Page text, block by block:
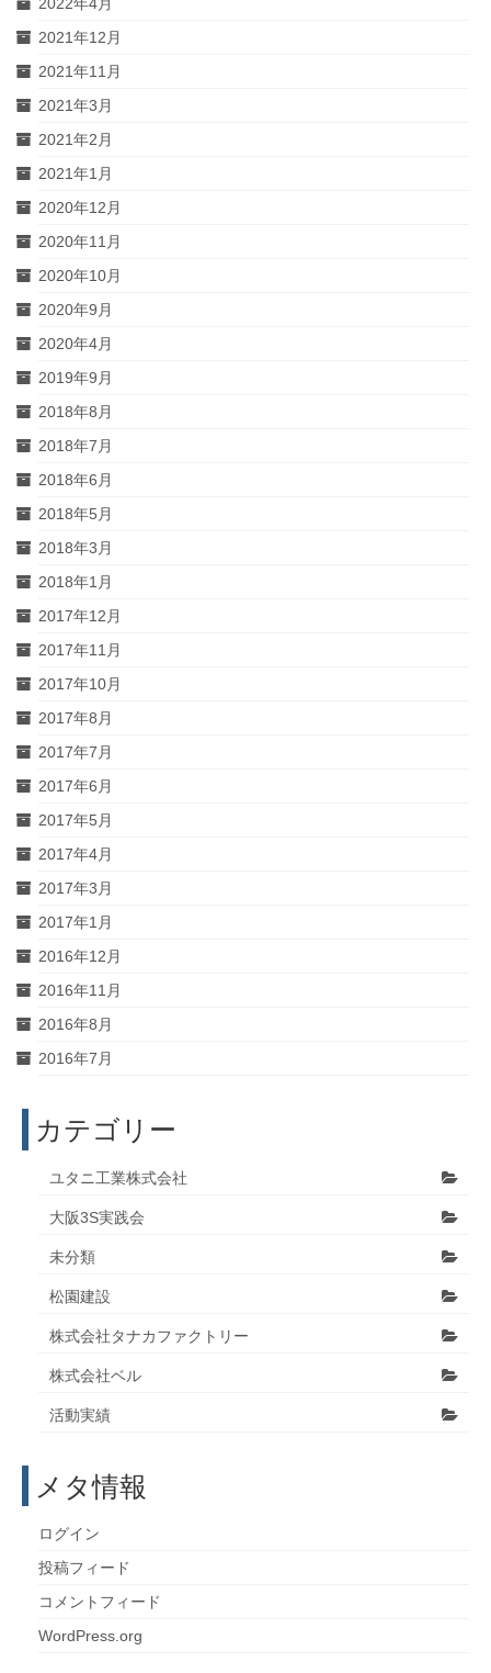
2021年12月
2021年11月
2021年3月
2021年2月
2021年1月
2020年12月
2020年11月
2020年10月
2020年9月
2020年4月
2019年9月
2018年8月
2018年7月
2018年6月
2018年5月
2018年3月
2018年1月
2017年12月
2017年11月
2017年10月
2017年8月
2017年7月
2017年6月
2017年5月
2017年4月
2017年3月
2017年1月
2016年12月
2016年11月
2016年8月
2016年7月
カテゴリー
ユタニ工業株式会社
大阪3S実践会
未分類
松園建設
株式会社タナカファクトリー
株式会社ベル
活動実績
メタ情報
ログイン
投稿フィード
コメントフィード
WordPress.org